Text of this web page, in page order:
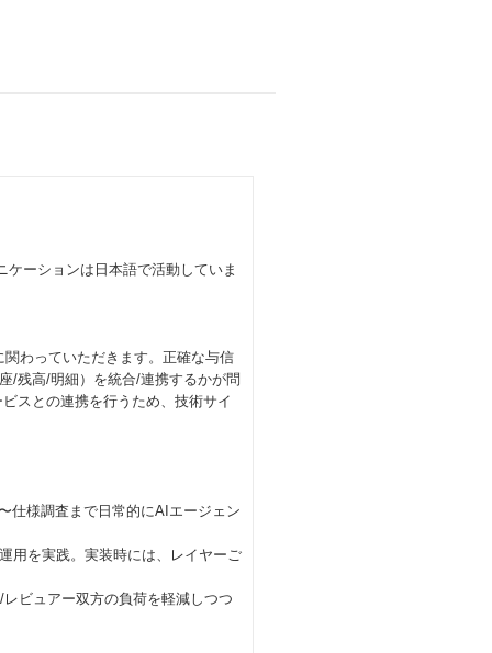
ーションは日本語で活動していま
わっていただきます。正確な与信
/残高/明細）を統合/連携するかが問
スとの連携を行うため、技術サイ
仕様調査まで日常的にAIエージェン
用を実践。実装時には、レイヤーご
ビュアー双方の負荷を軽減しつつ